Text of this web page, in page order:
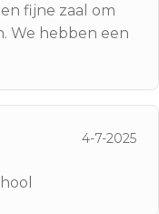
fijne zaal om
We hebben een
4-7-2025